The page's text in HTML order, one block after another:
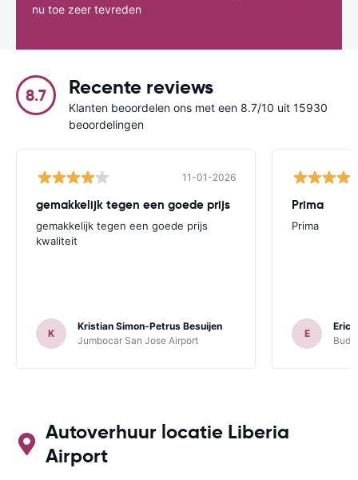
nu toe zeer tevreden
8.7 Recente reviews
Klanten beoordelen ons met een 8.7/10 uit 15930
beoordelingen
11-01-2026
gemakkelijk tegen een goede prijs
gemakkelijk tegen een goede prijs
kwaliteit
K
Kristian Simon-Petrus Besuijen
Jumbocar San Jose Airport
Prima
Prima
E
Eric
Autoverhuur locatie Liberia
Airport